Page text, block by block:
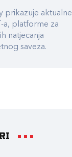
prikazuje aktualne
a, platforme za
natjecanja
saveza.